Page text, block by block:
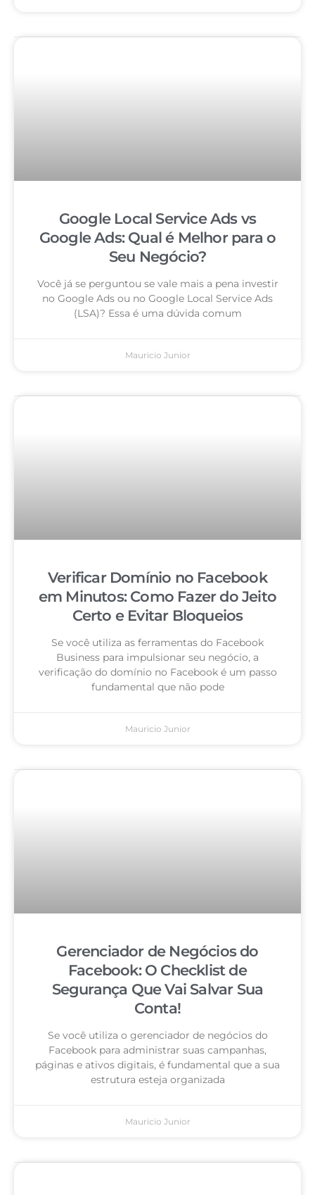
Google Local Service Ads vs
Google Ads: Qual é Melhor para o
Seu Negócio?
Você já se perguntou se vale mais a pena investir
no Google Ads ou no Google Local Service Ads
(LSA)? Essa é uma dúvida comum
Mauricio Junior
Verificar Domínio no Facebook
em Minutos: Como Fazer do Jeito
Certo e Evitar Bloqueios
Se você utiliza as ferramentas do Facebook
Business para impulsionar seu negócio, a
verificação do domínio no Facebook é um passo
fundamental que não pode
Mauricio Junior
Gerenciador de Negócios do
Facebook: O Checklist de
Segurança Que Vai Salvar Sua
Conta!
Se você utiliza o gerenciador de negócios do
Facebook para administrar suas campanhas,
páginas e ativos digitais, é fundamental que a sua
estrutura esteja organizada
Mauricio Junior